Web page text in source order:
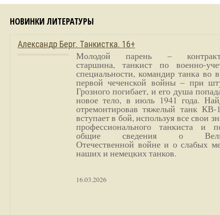
НОВИНКИ ЛИТЕРАТУРЫ
Александр Берг. Танкистка. 16+
Молодой парень –
старшина, танкист по военно-
специальности, командир танка во
первой чеченской войны – при
Грозного погибает, и его душа
новое тело, в июль 1941 года.
отремонтировав тяжелый танк
вступает в бой, используя все свои
профессионального танкиста и
общие сведения о
Отечественной войне и о слабых
наших и немецких танков.
16.03.2026